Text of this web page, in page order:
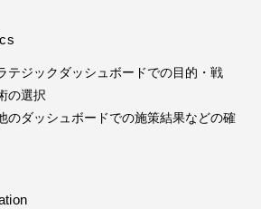
テジックダッシュボードでの目的・戦
の選択
のダッシュボードでの施策結果などの確